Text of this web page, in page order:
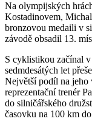
Na olympijských
Kostadinovem,
bronzovou medaili v
závodě obsadil 13.
S cyklistikou začínal
sedmdesátých let
Největší podíl na jeho
reprezentační trenér
do silničářského
časovku na 100 km